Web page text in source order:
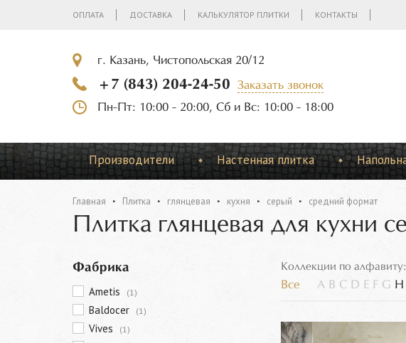
ОПЛАТА ДОСТАВКА КАЛЬКУЛЯТОР ПЛИТКИ КОНТАКТЫ
г. Казань, Чистопольская 20/12
+7 (843) 204-24-50
Заказать звонок
Пн-Пт: 10:00 - 20:00, Сб и Вс: 10:00 - 18:00
Производители Настенная плитка
Главная Плитка глянцевая кухня серый средний формат
Плитка глянцевая для кухни
Фабрика
Ametis (1)
Baldocer (1)
Vives (1)
Коллекции по алфавиту:
Все A B C D E F G H